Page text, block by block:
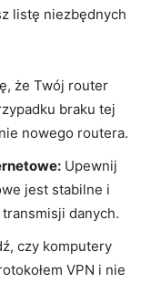
listę niezbędnych
że Twój router
braku⁢ tej
nowego routera.
Upewnij⁢
jest⁢ stabilne i
danych.
czy komputery
VPN ⁣i ‌nie